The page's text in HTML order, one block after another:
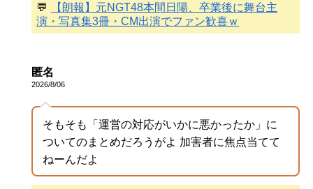
💬
【朗報】元NGT48本間日陽、卒業後に舞台主
演・写真集3冊・CM出演でファン歓喜ｗ
匿名
2026/8/06
そもそも「運営の対応がいかに悪かったか」に
ついてのまとめだろうがよ 加害者に焦点当てて
ねーんだよ